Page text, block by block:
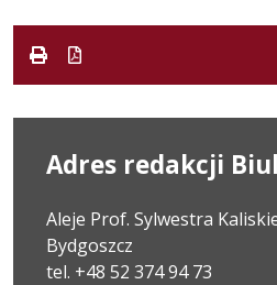
Adres redakcji
Aleje Prof. Sylwestra
Bydgoszcz
tel. +48 52 374 94 73